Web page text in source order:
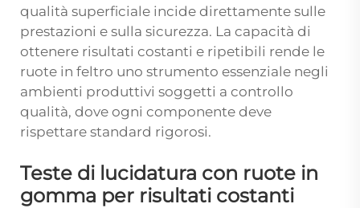
qualità superficiale incide direttamente sulle
prestazioni e sulla sicurezza. La capacità di
ottenere risultati costanti e ripetibili rende le
ruote in feltro uno strumento essenziale negli
ambienti produttivi soggetti a controllo
qualità, dove ogni componente deve
rispettare standard rigorosi.
Teste di lucidatura con ruote in
gomma per risultati costanti